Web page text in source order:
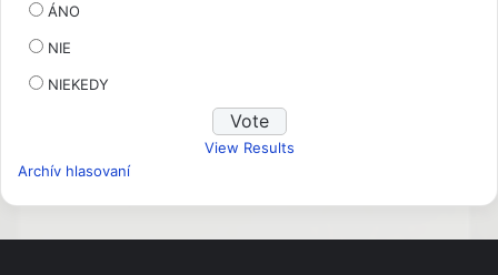
ÁNO
NIE
NIEKEDY
View Results
Archív hlasovaní